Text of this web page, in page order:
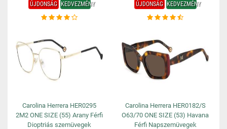
ÚJDONSÁG KEDVEZMÉNY
Carolina Herrera HER0295
2M2 ONE SIZE (55) Arany Férfi
Dioptriás szemüvegek
ÚJDONSÁG KEDVEZMÉNY
Carolina Herrera HER0182/S
O63/70 ONE SIZE (53) Havana
Férfi Napszemüvegek